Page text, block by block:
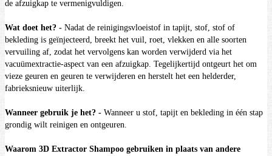
de afzuigkap te vermenigvuldigen.
Wat doet het? - Nadat de reinigingsvloeistof in tapijt, stof, stof of
bekleding is geïnjecteerd, breekt het vuil, roet, vlekken en alle soorten
vervuiling af, zodat het vervolgens kan worden verwijderd via het
vacuümextractie-aspect van een afzuigkap. Tegelijkertijd ontgeurt het om
vieze geuren en geuren te verwijderen en herstelt het een helderder,
fabrieksnieuw uiterlijk.
Wanneer gebruik je het? - Wanneer u stof, tapijt en bekleding in één stap
grondig wilt reinigen en ontgeuren.
Waarom 3D Extractor Shampoo gebruiken in plaats van andere